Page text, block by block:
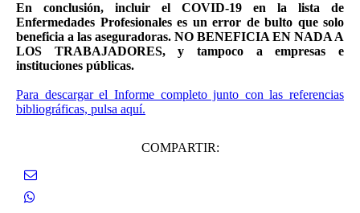
En conclusión, incluir el COVID-19 en la lista de
Enfermedades Profesionales es un error de bulto que solo
beneficia a las aseguradoras. NO BENEFICIA EN NADA A
LOS TRABAJADORES, y tampoco a empresas e
instituciones públicas.
Para descargar el Informe completo junto con las referencias
bibliográficas, pulsa aquí.
COMPARTIR: